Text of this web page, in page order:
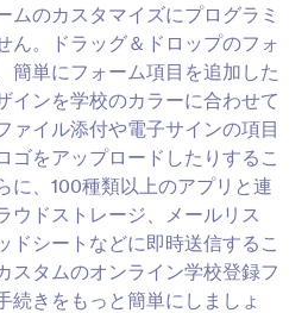
ムのカスタマイズにプログラミ
ん。ドラッグ＆ドロップのフォ
簡単にフォーム項目を追加した
インを学校のカラーに合わせて
ァイル添付や電子サインの項目
ゴをアップロードしたりするこ
に、100種類以上のアプリと連
ウドストレージ、メールリス
ドシートなどに即時送信するこ
スタムのオンライン学校登録フ
続きをもっと簡単にしましょ
それ以外の統合機能が用意さ
ンライン数学クイズのテンプ
徒の学習を支援するスマート
り多くの時間を生徒と費やす
ラインの数学クイズのテンプ
徒の学習を支援しましょう。
フォーム
ラインで管理。簡単にカスタ
イスからでも入力可能。